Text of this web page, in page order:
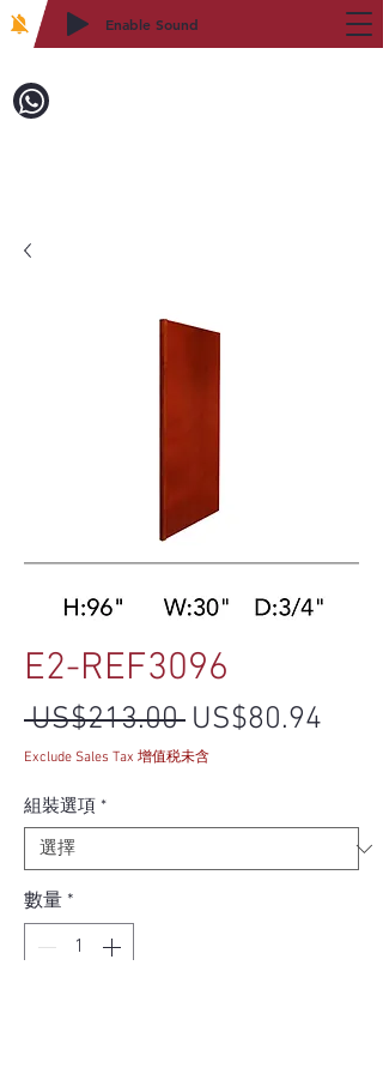
Enable Sound
E2-REF3096
US$213.00 一般價格
US$80.94
Exclude Sales Tax 增值税未含
組裝選項 *
數量 *